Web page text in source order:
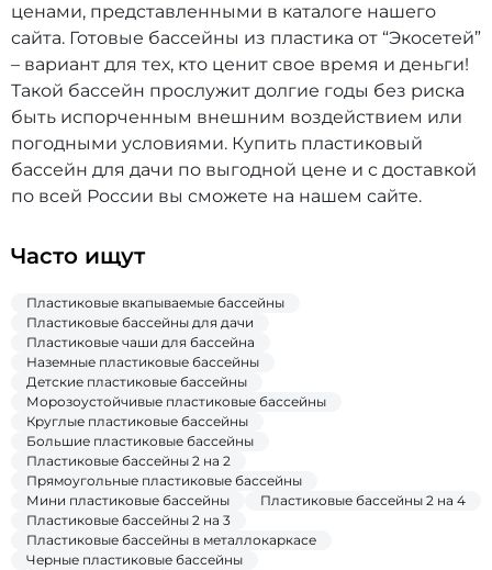
ценами, представленными в каталоге нашего
сайта. Готовые бассейны из пластика от “Экосетей”
– вариант для тех, кто ценит свое время и деньги!
Такой бассейн прослужит долгие годы без риска
быть испорченным внешним воздействием или
погодными условиями. Купить пластиковый
бассейн для дачи по выгодной цене и с доставкой
по всей России вы сможете на нашем сайте.
Часто ищут
Пластиковые вкапываемые бассейны
Пластиковые бассейны для дачи
Пластиковые чаши для бассейна
Наземные пластиковые бассейны
Детские пластиковые бассейны
Морозоустойчивые пластиковые бассейны
Круглые пластиковые бассейны
Большие пластиковые бассейны
Пластиковые бассейны 2 на 2
Прямоугольные пластиковые бассейны
Мини пластиковые бассейны
Пластиковые бассейны 2 на 4
Пластиковые бассейны 2 на 3
Пластиковые бассейны в металлокаркасе
Черные пластиковые бассейны